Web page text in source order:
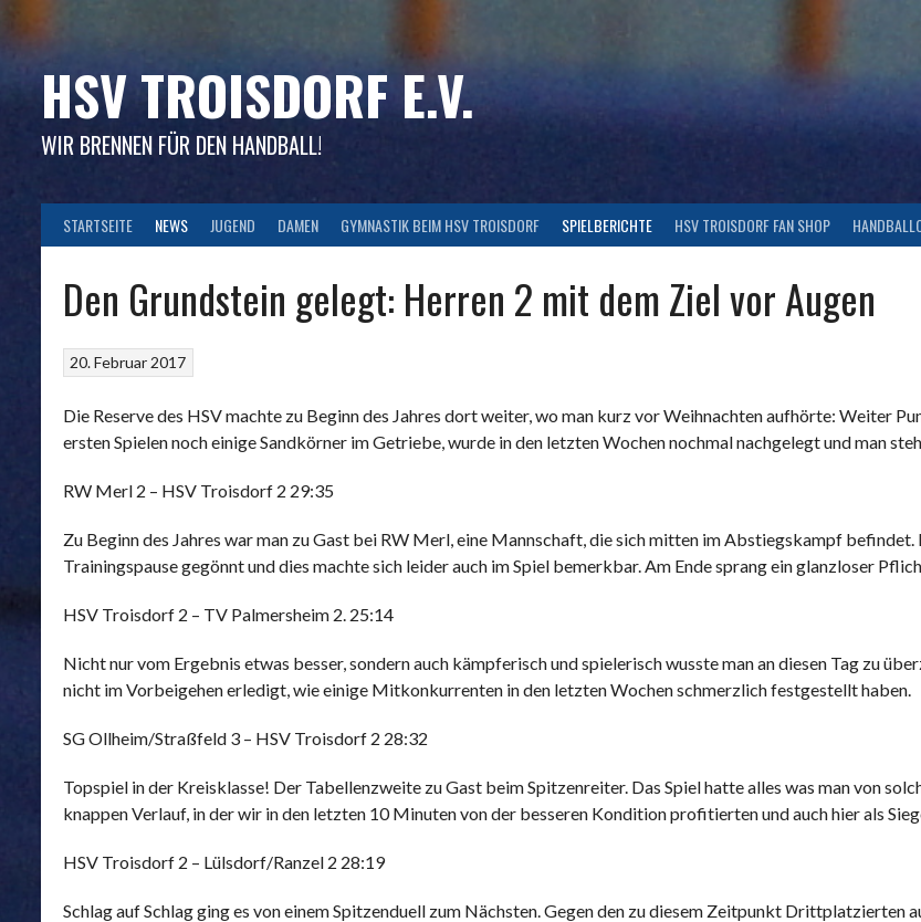
HSV TROISDORF E.V.
WIR BRENNEN FÜR DEN HANDBALL!
STARTSEITE NEWS JUGEND DAMEN GYMNASTIK BEIM HSV TROISDORF SPIELBERICHTE HSV TROISDORF FAN SHOP
Den Grundstein gelegt: Herren 2 mit dem Ziel vor Augen
20. Februar 2017
Die Reserve des HSV machte zu Beginn des Jahres dort weiter, wo man kurz vor Weihnachten aufhörte: Weiter
ersten Spielen noch einige Sandkörner im Getriebe, wurde in den letzten Wochen nochmal nachgelegt und man
RW Merl 2 – HSV Troisdorf 2 29:35
Zu Beginn des Jahres war man zu Gast bei RW Merl, eine Mannschaft, die sich mitten im Abstiegskampf
Trainingspause gegönnt und dies machte sich leider auch im Spiel bemerkbar. Am Ende sprang ein glanzloser
HSV Troisdorf 2 – TV Palmersheim 2. 25:14
Nicht nur vom Ergebnis etwas besser, sondern auch kämpferisch und spielerisch wusste man an diesen Tag zu
nicht im Vorbeigehen erledigt, wie einige Mitkonkurrenten in den letzten Wochen schmerzlich festgestellt haben.
SG Ollheim/Straßfeld 3 – HSV Troisdorf 2 28:32
Topspiel in der Kreisklasse! Der Tabellenzweite zu Gast beim Spitzenreiter. Das Spiel hatte alles was man von
knappen Verlauf, in der wir in den letzten 10 Minuten von der besseren Kondition profitierten und auch hier als
HSV Troisdorf 2 – Lülsdorf/Ranzel 2 28:19
Schlag auf Schlag ging es von einem Spitzenduell zum Nächsten. Gegen den zu diesem Zeitpunkt